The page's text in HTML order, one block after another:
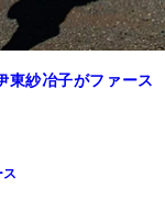
東紗冶子がファース